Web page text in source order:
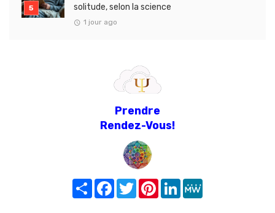
solitude, selon la science
1 jour ago
Prendre
Rendez-Vous!
Share FacebookTwitterPinterest
LinkedIn